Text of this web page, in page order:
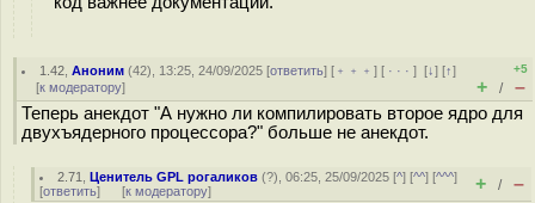
1.42 ,Аноним (42), 13:25, 24/09/2025 [ответить] [ ﹢﹢﹢] [ · · ·][↓] [↑]
[к модератору]
+5
+ / –
Теперь анекдот "А нужно ли компилировать второе ядро для
двухъядерного процессора?" больше не анекдот.
2.71 ,Ценитель GPL рогаликов (?), 06:25, 25/09/2025 [^] [^^] [^^^]
[ответить] [к модератору] + / –